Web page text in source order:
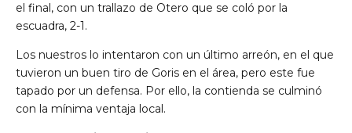
el final, con un trallazo de Otero que se coló por la
escuadra, 2-1.
Los nuestros lo intentaron con un último arreón, en el que
tuvieron un buen tiro de Goris en el área, pero este fue
tapado por un defensa. Por ello, la contienda se culminó
con la mínima ventaja local.